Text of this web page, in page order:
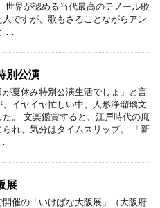
世界が認める当代最高のテノール歌
ですが、歌もさることながらアン
…
別公演
夏休み特別公演生活でしょ」と言
、イヤイヤ忙しい中、人形浄瑠璃文
。 文楽鑑賞すると、江戸時代の庶
られ、気分はタイムスリップ。 「新
展
開催の「いけばな大阪展」（大阪府